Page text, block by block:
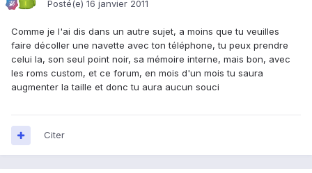
Posté(e) 16 janvier 2011
Comme je l'ai dis dans un autre sujet, a moins que tu veuilles
faire décoller une navette avec ton téléphone, tu peux prendre
celui la, son seul point noir, sa mémoire interne, mais bon, avec
les roms custom, et ce forum, en mois d'un mois tu saura
augmenter la taille et donc tu aura aucun souci
Citer